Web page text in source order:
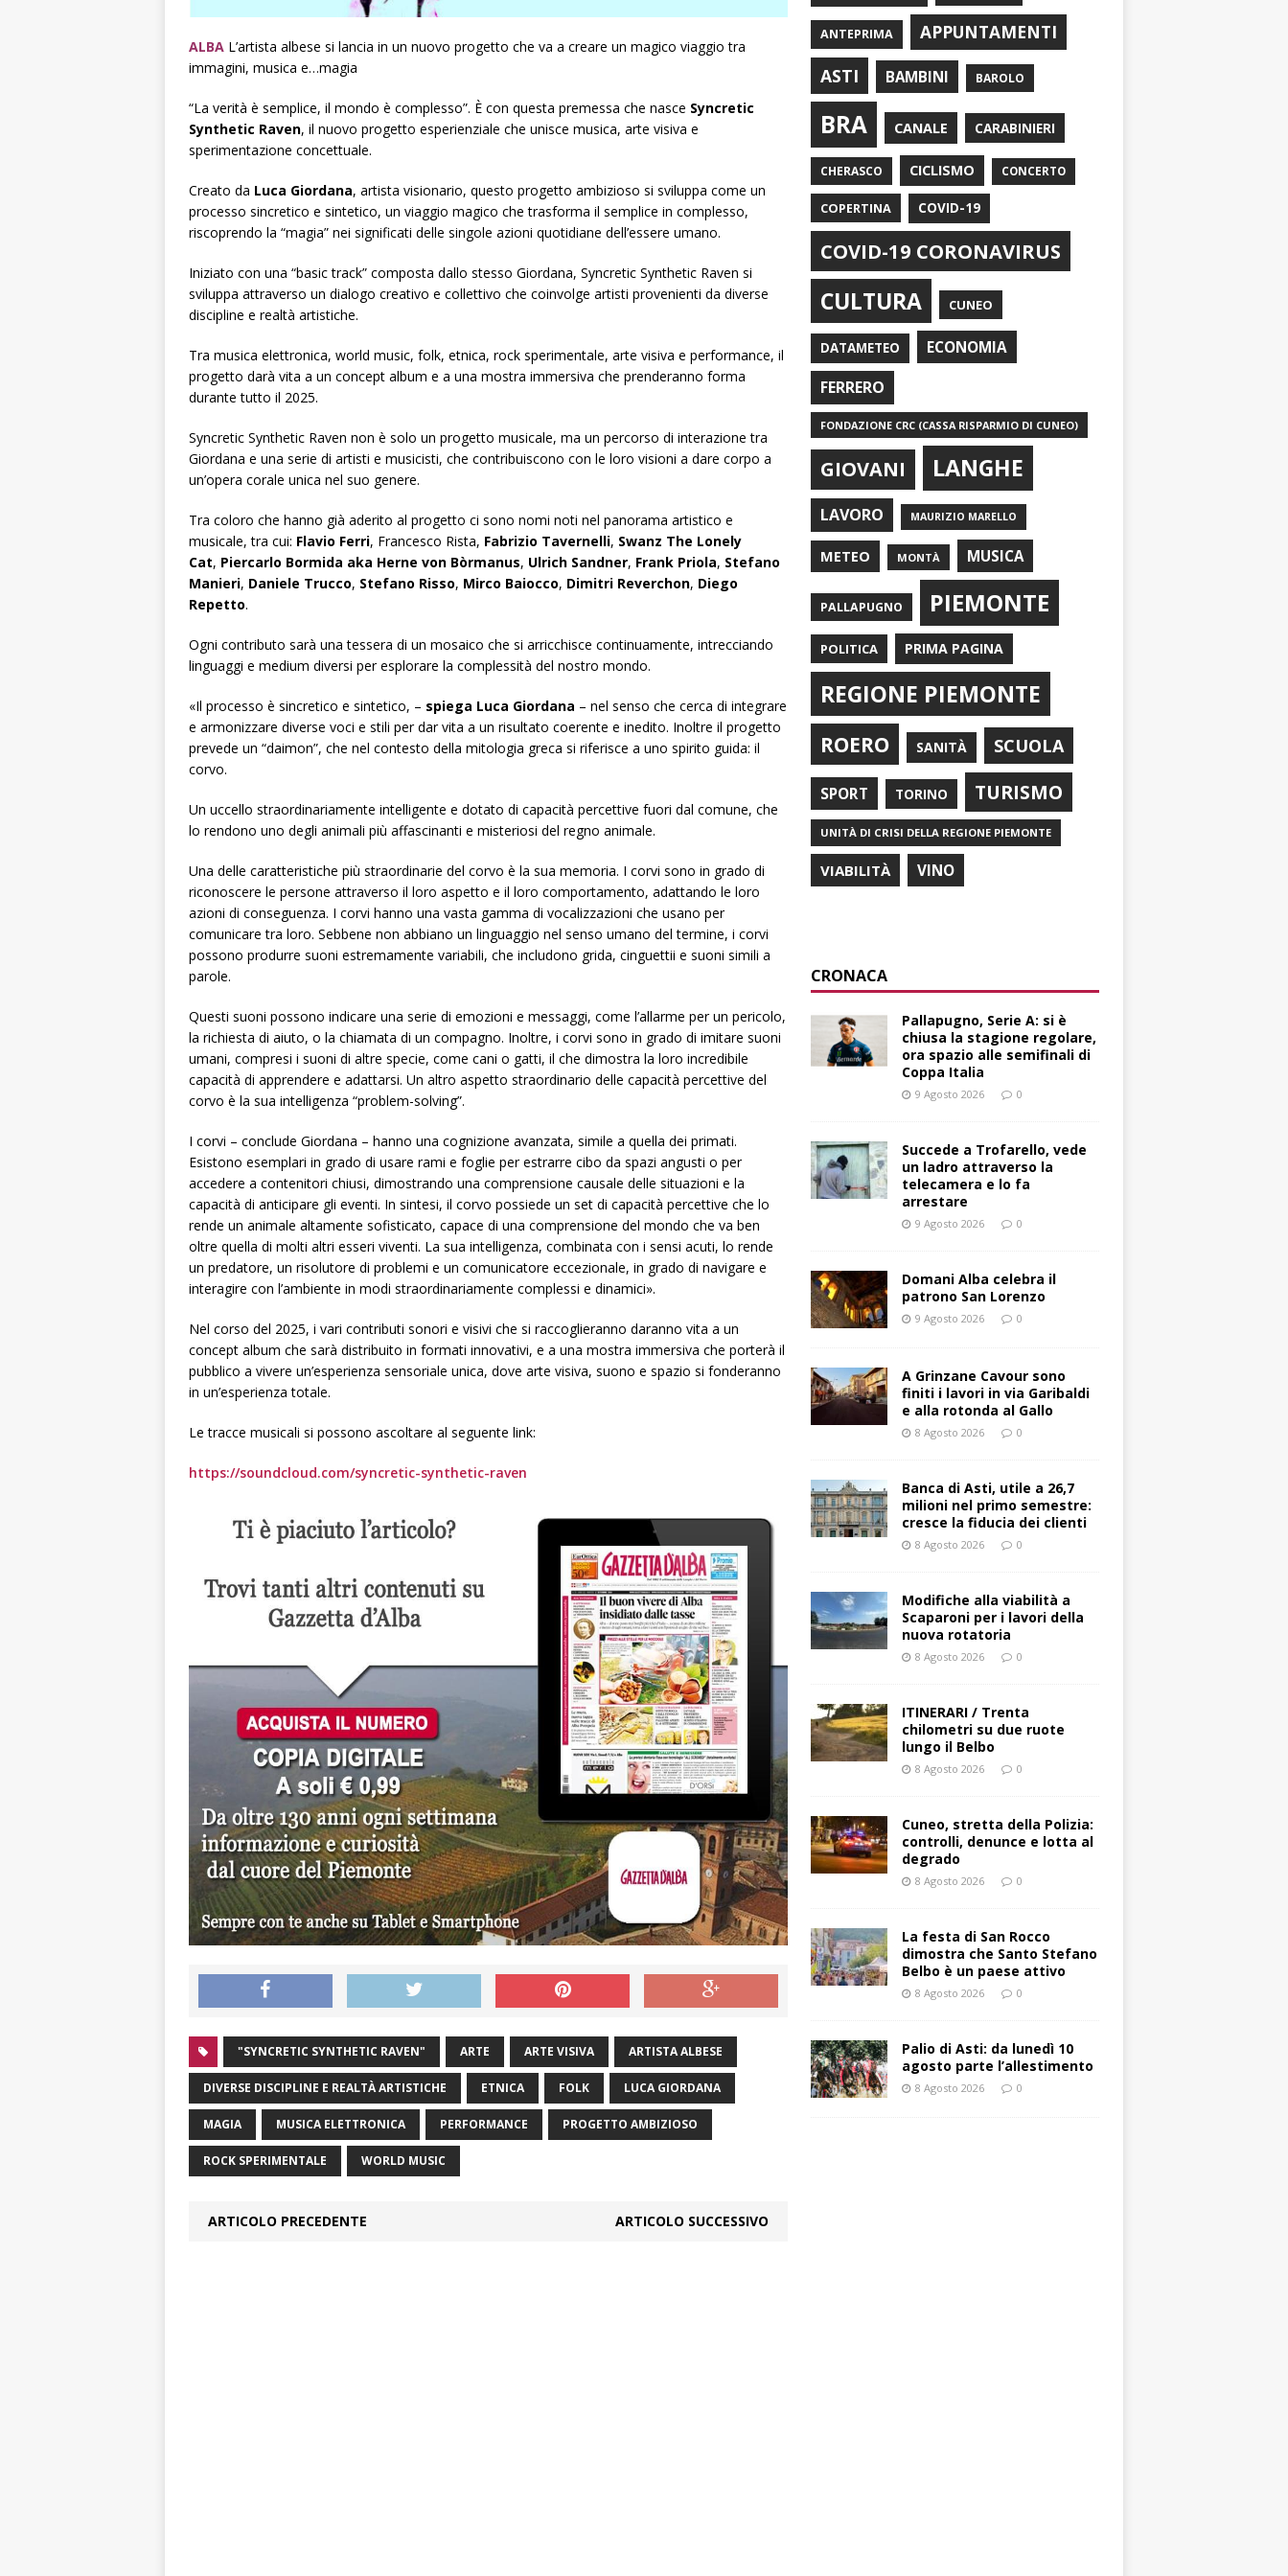
ALBA L’artista albese si lancia in un nuovo progetto che va a creare un magico viaggio tra
immagini, musica e…magia
“La verità è semplice, il mondo è complesso”. È con questa premessa che nasce Syncretic
Synthetic Raven, il nuovo progetto esperienziale che unisce musica, arte visiva e
sperimentazione concettuale.
Creato da Luca Giordana, artista visionario, questo progetto ambizioso si sviluppa come un
processo sincretico e sintetico, un viaggio magico che trasforma il semplice in complesso,
riscoprendo la “magia” nei significati delle singole azioni quotidiane dell’essere umano.
Iniziato con una “basic track” composta dallo stesso Giordana, Syncretic Synthetic Raven si
sviluppa attraverso un dialogo creativo e collettivo che coinvolge artisti provenienti da diverse
discipline e realtà artistiche.
Tra musica elettronica, world music, folk, etnica, rock sperimentale, arte visiva e performance, il
progetto darà vita a un concept album e a una mostra immersiva che prenderanno forma
durante tutto il 2025.
Syncretic Synthetic Raven non è solo un progetto musicale, ma un percorso di interazione tra
Giordana e una serie di artisti e musicisti, che contribuiscono con le loro visioni a dare corpo a
un’opera corale unica nel suo genere.
Tra coloro che hanno già aderito al progetto ci sono nomi noti nel panorama artistico e
musicale, tra cui: Flavio Ferri, Francesco Rista, Fabrizio Tavernelli, Swanz The Lonely
Cat, Piercarlo Bormida aka Herne von Bòrmanus, Ulrich Sandner, Frank Priola, Stefano
Manieri, Daniele Trucco, Stefano Risso, Mirco Baiocco, Dimitri Reverchon, Diego
Repetto.
Ogni contributo sarà una tessera di un mosaico che si arricchisce continuamente, intrecciando
linguaggi e medium diversi per esplorare la complessità del nostro mondo.
«Il processo è sincretico e sintetico, – spiega Luca Giordana – nel senso che cerca di integrare
e armonizzare diverse voci e stili per dar vita a un risultato coerente e inedito. Inoltre il progetto
prevede un “daimon”, che nel contesto della mitologia greca si riferisce a uno spirito guida: il
corvo.
Un uccello straordinariamente intelligente e dotato di capacità percettive fuori dal comune, che
lo rendono uno degli animali più affascinanti e misteriosi del regno animale.
Una delle caratteristiche più straordinarie del corvo è la sua memoria. I corvi sono in grado di
riconoscere le persone attraverso il loro aspetto e il loro comportamento, adattando le loro
azioni di conseguenza. I corvi hanno una vasta gamma di vocalizzazioni che usano per
comunicare tra loro. Sebbene non abbiano un linguaggio nel senso umano del termine, i corvi
possono produrre suoni estremamente variabili, che includono grida, cinguettii e suoni simili a
parole.
Questi suoni possono indicare una serie di emozioni e messaggi, come l’allarme per un pericolo,
la richiesta di aiuto, o la chiamata di un compagno. Inoltre, i corvi sono in grado di imitare suoni
umani, compresi i suoni di altre specie, come cani o gatti, il che dimostra la loro incredibile
capacità di apprendere e adattarsi. Un altro aspetto straordinario delle capacità percettive del
corvo è la sua intelligenza “problem-solving”.
I corvi – conclude Giordana – hanno una cognizione avanzata, simile a quella dei primati.
Esistono esemplari in grado di usare rami e foglie per estrarre cibo da spazi angusti o per
accedere a contenitori chiusi, dimostrando una comprensione causale delle situazioni e la
capacità di anticipare gli eventi. In sintesi, il corvo possiede un set di capacità percettive che lo
rende un animale altamente sofisticato, capace di una comprensione del mondo che va ben
oltre quella di molti altri esseri viventi. La sua intelligenza, combinata con i sensi acuti, lo rende
un predatore, un risolutore di problemi e un comunicatore eccezionale, in grado di navigare e
interagire con l’ambiente in modi straordinariamente complessi e dinamici».
Nel corso del 2025, i vari contributi sonori e visivi che si raccoglieranno daranno vita a un
concept album che sarà distribuito in formati innovativi, e a una mostra immersiva che porterà il
pubblico a vivere un’esperienza sensoriale unica, dove arte visiva, suono e spazio si fonderanno
in un’esperienza totale.
Le tracce musicali si possono ascoltare al seguente link:
https://soundcloud.com/syncretic-synthetic-raven
"SYNCRETIC SYNTHETIC RAVEN" ARTE ARTE VISIVA ARTISTA ALBESE
DIVERSE DISCIPLINE E REALTÀ ARTISTICHE ETNICA FOLK LUCA GIORDANA
MAGIA MUSICA ELETTRONICA PERFORMANCE PROGETTO AMBIZIOSO
ROCK SPERIMENTALE WORLD MUSIC
ARTICOLO PRECEDENTE ARTICOLO SUCCESSIVO
ANTEPRIMA
APPUNTAMENTI
ASTI
BAMBINI BAROLO
BRA CANALE CARABINIERI
CHERASCO CICLISMO CONCERTO
COPERTINA COVID-19
COVID-19 CORONAVIRUS
CULTURA CUNEO
DATAMETEO ECONOMIA
FERRERO
FONDAZIONE CRC (CASSA RISPARMIO DI CUNEO)
GIOVANI LANGHE
LAVORO MAURIZIO MARELLO
METEO MONTÀ MUSICA
PALLAPUGNO PIEMONTE
POLITICA PRIMA PAGINA
REGIONE PIEMONTE
ROERO SANITÀ SCUOLA
SPORT TORINO TURISMO
UNITÀ DI CRISI DELLA REGIONE PIEMONTE
VIABILITÀ VINO
CRONACA
Pallapugno, Serie A: si è
chiusa la stagione regolare,
ora spazio alle semifinali di
Coppa Italia
9 Agosto 2026 0
Succede a Trofarello, vede
un ladro attraverso la
telecamera e lo fa
arrestare
9 Agosto 2026 0
Domani Alba celebra il
patrono San Lorenzo
9 Agosto 2026 0
A Grinzane Cavour sono
finiti i lavori in via Garibaldi
e alla rotonda al Gallo
8 Agosto 2026 0
Banca di Asti, utile a 26,7
milioni nel primo semestre:
cresce la fiducia dei clienti
8 Agosto 2026 0
Modifiche alla viabilità a
Scaparoni per i lavori della
nuova rotatoria
8 Agosto 2026 0
ITINERARI / Trenta
chilometri su due ruote
lungo il Belbo
8 Agosto 2026 0
Cuneo, stretta della Polizia:
controlli, denunce e lotta al
degrado
8 Agosto 2026 0
La festa di San Rocco
dimostra che Santo Stefano
Belbo è un paese attivo
8 Agosto 2026 0
Palio di Asti: da lunedì 10
agosto parte l’allestimento
8 Agosto 2026 0